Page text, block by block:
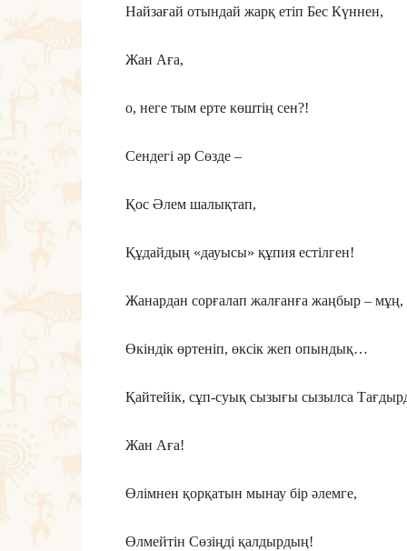
Найзағай отындай жарқ етіп Бес Күннен,
Жан Аға,
о, неге тым ерте көштің сен?!
Сендегі әр Сөзде –
Қос Әлем шалықтап,
Құдайдың «дауысы» құпия естілген!
Жанардан сорғалап жалғанға жаңбыр – мұң,
Өкіндік өртеніп, өксік жеп опындық…
Қайтейік, сұп-суық сызығы сызылса
Жан Аға!
Өлімнен қорқатын мынау бір әлемге,
Өлмейтін Сөзіңді қалдырдың!